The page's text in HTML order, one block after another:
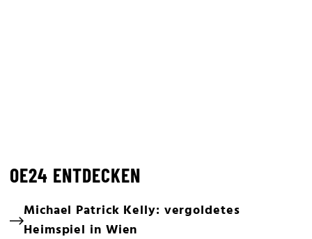
OE24 ENTDECKEN
Michael Patrick Kelly: vergoldetes
Heimspiel in Wien